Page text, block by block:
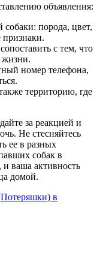
объявления:
порода, цвет,
признаки.
с тем, что
жизни.
номер телефона,
территорию, где
за реакцией и
Не стесняйтесь
ее в разных
собак в
и ваша активность
домой.
в